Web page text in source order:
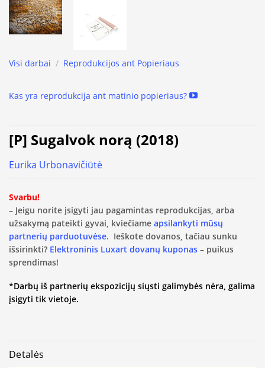
Visi darbai / Reprodukcijos ant Popieriaus
Kas yra reprodukcija ant matinio popieriaus?
[P] Sugalvok norą (2018)
Eurika Urbonavičiūtė
Svarbu!
– Jeigu norite įsigyti jau pagamintas reprodukcijas, arba
užsakymą pateikti gyvai, kviečiame apsilankyti mūsų
partnerių parduotuvėse. Ieškote dovanos, tačiau sunku
išsirinkti? Elektroninis Luxart dovanų kuponas – puikus
sprendimas!
*Darbų iš partnerių ekspozicijų siųsti galimybės nėra, galima
įsigyti tik vietoje.
Detalės